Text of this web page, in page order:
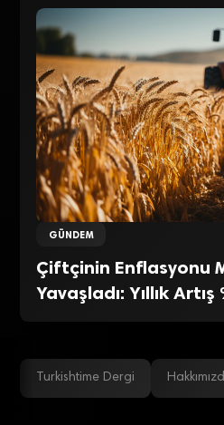
GÜNDEM
Çiftçinin Enflasyonu
Yavaşladı: Yıllık Artış
Turkishtime Dergi